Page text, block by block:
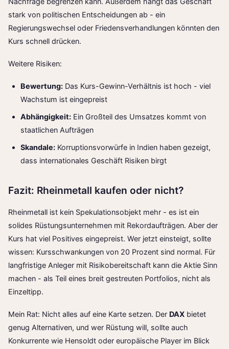
stark von politischen Entscheidungen ab - ein
Regierungswechsel oder Friedensverhandlungen könnten den
Kurs schnell drücken.
Weitere Risiken:
Bewertung: Das Kurs-Gewinn-Verhältnis ist hoch - viel
Wachstum ist eingepreist
Abhängigkeit: Ein Großteil des Umsatzes kommt von
staatlichen Aufträgen
Skandale: Korruptionsvorwürfe in Indien haben gezeigt,
dass internationales Geschäft Risiken birgt
Fazit: Rheinmetall kaufen oder nicht?
Rheinmetall ist kein Spekulationsobjekt mehr - es ist ein
solides Rüstungsunternehmen mit Rekordaufträgen. Aber der
Kurs hat viel Positives eingepreist. Wer jetzt einsteigt, sollte
wissen: Kursschwankungen von 20 Prozent sind normal. Für
langfristige Anleger mit Risikobereitschaft kann die Aktie Sinn
machen - als Teil eines breit gestreuten Portfolios, nicht als
Einzeltipp.
Mein Rat: Nicht alles auf eine Karte setzen. Der DAX bietet
genug Alternativen, und wer Rüstung will, sollte auch
Konkurrente wie Hensoldt oder europäische Player im Blick